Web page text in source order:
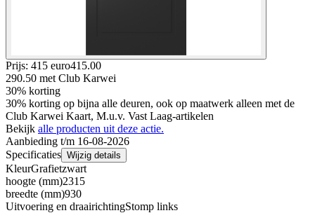
Prijs: 415 euro415.00
290.50 met Club Karwei
30% korting
30% korting op bijna alle deuren, ook op maatwerk alleen met de
Club Karwei Kaart, M.u.v. Vast Laag-artikelen
Bekijk alle producten uit deze actie.
Aanbieding t/m 16-08-2026
Specificaties Wijzig details
KleurGrafietzwart
hoogte (mm)2315
breedte (mm)930
Uitvoering en draairichtingStomp links